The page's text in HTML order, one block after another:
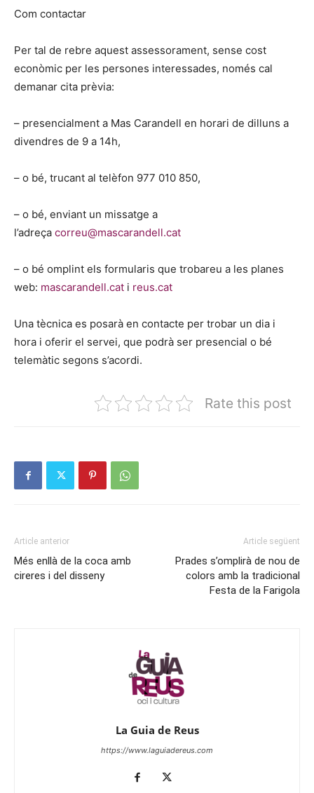
Com contactar
Per tal de rebre aquest assessorament, sense cost
econòmic per les persones interessades, només cal
demanar cita prèvia:
– presencialment a Mas Carandell en horari de dilluns a
divendres de 9 a 14h,
– o bé, trucant al telèfon 977 010 850,
– o bé, enviant un missatge a
l’adreça correu@mascarandell.cat
– o bé omplint els formularis que trobareu a les planes
web: mascarandell.cat i reus.cat
Una tècnica es posarà en contacte per trobar un dia i
hora i oferir el servei, que podrà ser presencial o bé
telemàtic segons s’acordi.
Rate this post
Article anterior
Més enllà de la coca amb
cireres i del disseny
Article següent
Prades s’omplirà de nou de
colors amb la tradicional
Festa de la Farigola
La Guia de Reus
https://www.laguiadereus.com